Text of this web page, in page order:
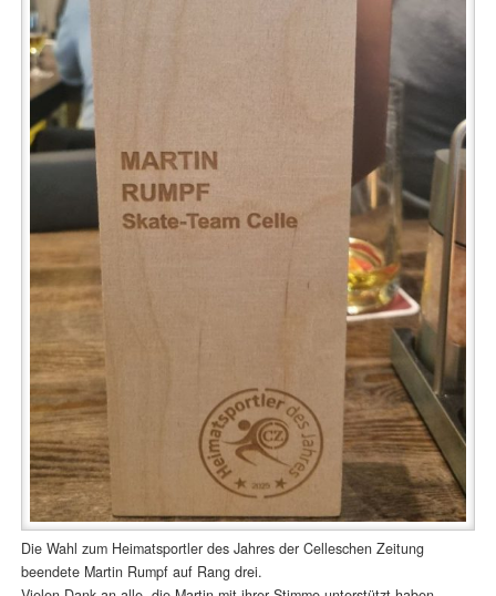
Die Wahl zum Heimatsportler des Jahres der Celleschen Zeitung
beendete Martin Rumpf auf Rang drei.